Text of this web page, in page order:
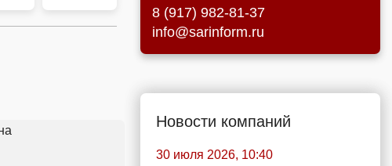
8 (917) 982-81-37
info@sarinform.ru
Новости компаний
30 июля 2026, 10:40